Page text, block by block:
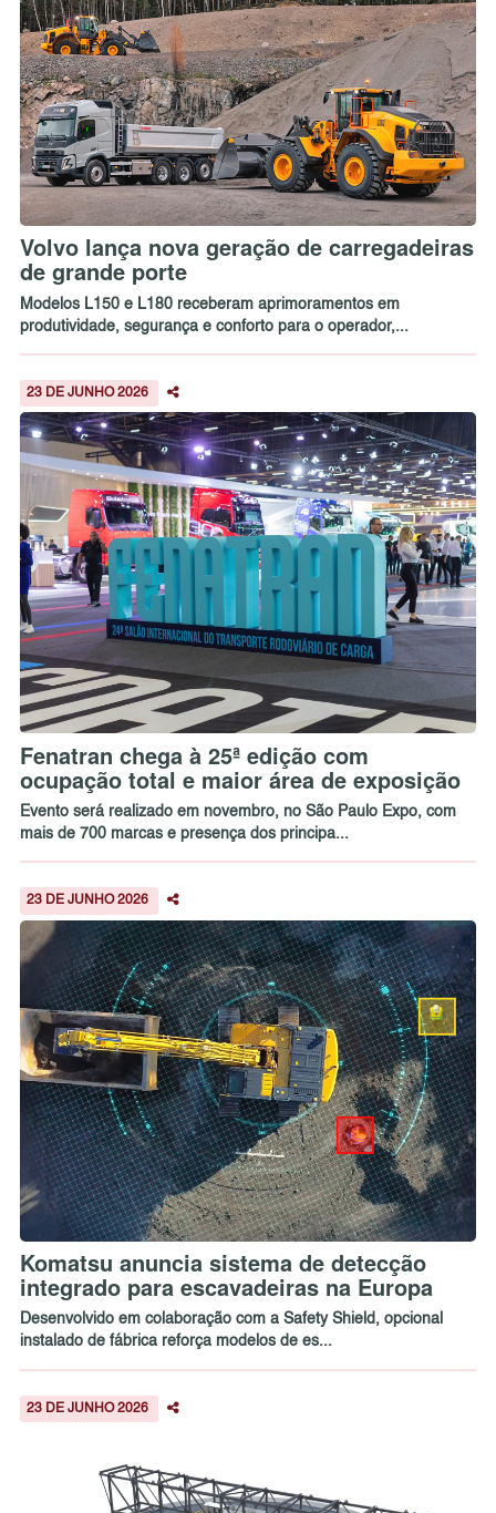
Volvo lança nova geração de carregadeiras
de grande porte
Modelos L150 e L180 receberam aprimoramentos em
produtividade, segurança e conforto para o operador,...
23 DE JUNHO 2026
Fenatran chega à 25ª edição com
ocupação total e maior área de exposição
Evento será realizado em novembro, no São Paulo Expo, com
mais de 700 marcas e presença dos principa...
23 DE JUNHO 2026
Komatsu anuncia sistema de detecção
integrado para escavadeiras na Europa
Desenvolvido em colaboração com a Safety Shield, opcional
instalado de fábrica reforça modelos de es...
23 DE JUNHO 2026